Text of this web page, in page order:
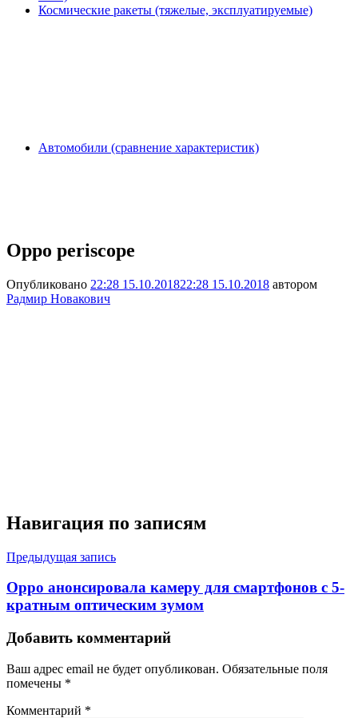
Космические ракеты (тяжелые, эксплуатируемые)
Автомобили (сравнение характеристик)
Oppo periscope
Опубликовано 22:28 15.10.201822:28 15.10.2018 автором
Радмир Новакович
Навигация по записям
Предыдущая запись
Oppo анонсировала камеру для смартфонов с 5-
кратным оптическим зумом
Добавить комментарий
Ваш адрес email не будет опубликован. Обязательные поля
помечены *
Комментарий *